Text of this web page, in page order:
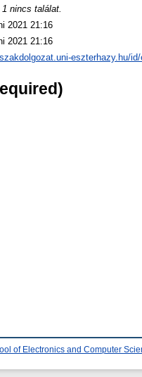
1 nincs találat.
2021 21:16
2021 21:16
eszterhazy.hu/id/
of Electronics and Computer